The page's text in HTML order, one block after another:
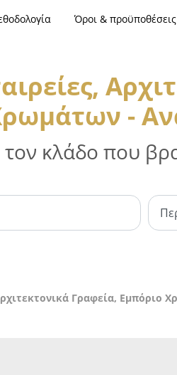
Όροι & προϋποθέσεις
-
τον κλάδο που
Γραφεία, Εμπόριο